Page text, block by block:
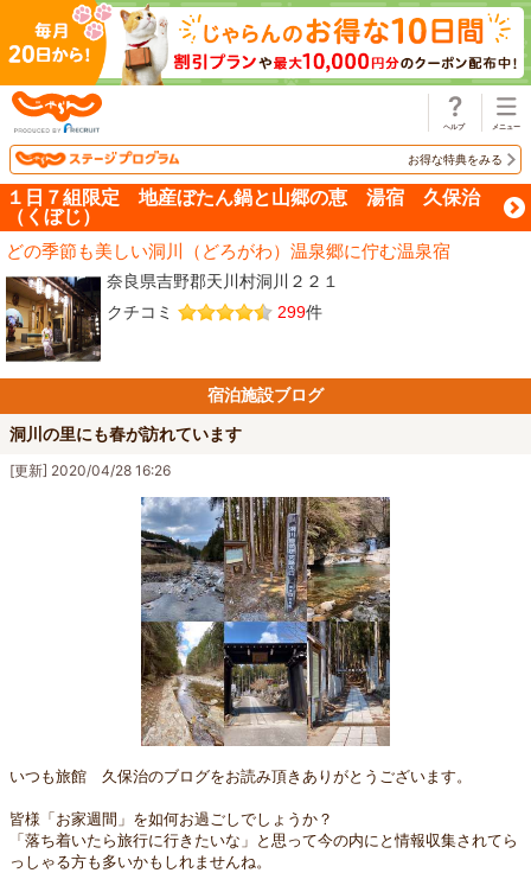
お得な特典をみる
１日７組限定 地産ぼたん鍋と山郷の恵 湯宿 久保治
（くぼじ）
どの季節も美しい洞川（どろがわ）温泉郷に佇む温泉宿
奈良県吉野郡天川村洞川２２１
クチコミ
299件
宿泊施設ブログ
洞川の里にも春が訪れています
[更新] 2020/04/28 16:26
いつも旅館 久保治のブログをお読み頂きありがとうございます。
皆様「お家週間」を如何お過ごしでしょうか？
「落ち着いたら旅行に行きたいな」と思って今の内にと情報収集されてら
っしゃる方も多いかもしれませんね。